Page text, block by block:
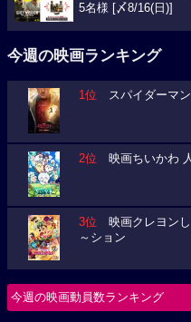
5名様 [〆8/16(日)]
今週の映画ランキング
1位 スパイダーマン
2位 映画ちいかわ
3位 映画クレヨンし
～ション
今週の映画動員数ランキング